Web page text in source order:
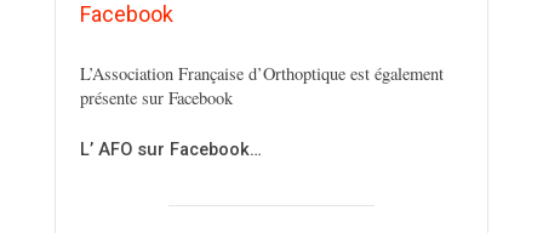
Facebook
L’Association Française d’Orthoptique est également
présente sur Facebook
L’ AFO sur Facebook…